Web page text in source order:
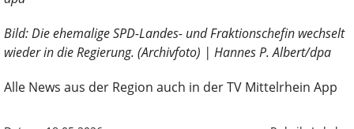
Bild: Die ehemalige SPD-Landes- und Fraktionschefin wechselt
wieder in die Regierung. (Archivfoto) | Hannes P. Albert/dpa
Alle News aus der Region auch in der TV Mittelrhein App